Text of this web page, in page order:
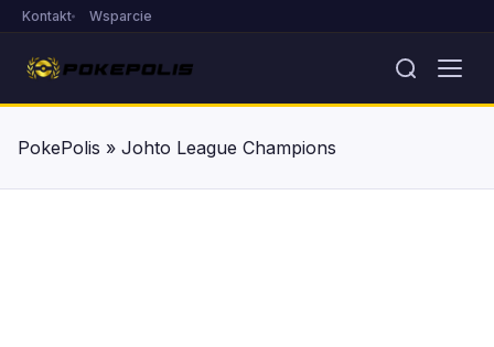
Kontakt Wsparcie
PokePolis » Johto League Champions